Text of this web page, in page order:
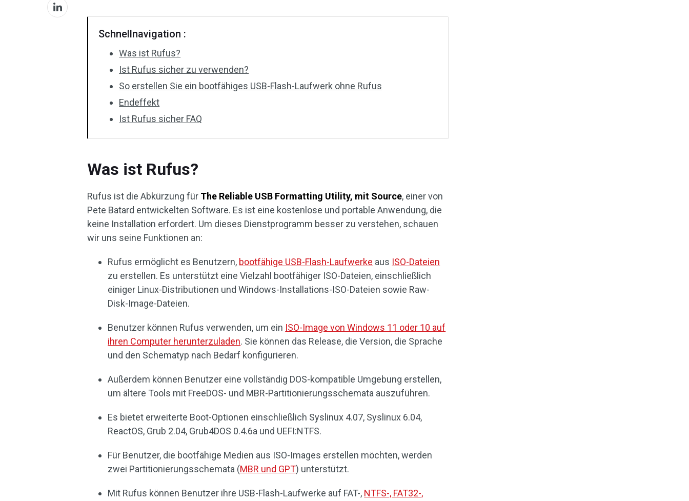
Schnellnavigation :
Was ist Rufus?
Ist Rufus sicher zu verwenden?
So erstellen Sie ein bootfähiges USB-Flash-Laufwerk ohne Rufus
Endeffekt
Ist Rufus sicher FAQ
Was ist Rufus?
Rufus ist die Abkürzung für The Reliable USB Formatting Utility, mit Source, einer von
Pete Batard entwickelten Software. Es ist eine kostenlose und portable Anwendung, die
keine Installation erfordert. Um dieses Dienstprogramm besser zu verstehen, schauen
wir uns seine Funktionen an:
Rufus ermöglicht es Benutzern, bootfähige USB-Flash-Laufwerke aus ISO-Dateien
zu erstellen. Es unterstützt eine Vielzahl bootfähiger ISO-Dateien, einschließlich
einiger Linux-Distributionen und Windows-Installations-ISO-Dateien sowie Raw-
Disk-Image-Dateien.
Benutzer können Rufus verwenden, um ein ISO-Image von Windows 11 oder 10 auf
ihren Computer herunterzuladen. Sie können das Release, die Version, die Sprache
und den Schematyp nach Bedarf konfigurieren.
Außerdem können Benutzer eine vollständig DOS-kompatible Umgebung erstellen,
um ältere Tools mit FreeDOS- und MBR-Partitionierungsschemata auszuführen.
Es bietet erweiterte Boot-Optionen einschließlich Syslinux 4.07, Syslinux 6.04,
ReactOS, Grub 2.04, Grub4DOS 0.4.6a und UEFI:NTFS.
Für Benutzer, die bootfähige Medien aus ISO-Images erstellen möchten, werden
zwei Partitionierungsschemata (MBR und GPT) unterstützt.
Mit Rufus können Benutzer ihre USB-Flash-Laufwerke auf FAT-, NTFS-, FAT32-,